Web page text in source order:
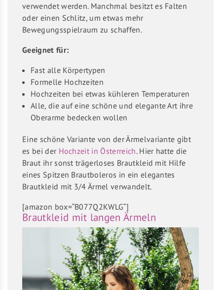
verwendet werden. Manchmal besitzt es Falten
oder einen Schlitz, um etwas mehr
Bewegungsspielraum zu schaffen.
Geeignet für:
Fast alle Körpertypen
Formelle Hochzeiten
Hochzeiten bei etwas kühleren Temperaturen
Alle, die auf eine schöne und elegante Art ihre
Oberarme bedecken wollen
Eine schöne Variante von der Ärmelvariante gibt
es bei der Hochzeit in Österreich. Hier hatte die
Braut ihr sonst trägerloses Brautkleid mit Hilfe
eines Spitzen Brautboleros in ein elegantes
Brautkleid mit 3/4 Ärmel verwandelt.
[amazon box=“B077Q2KWLG“]
Brautkleid mit langen Ärmeln